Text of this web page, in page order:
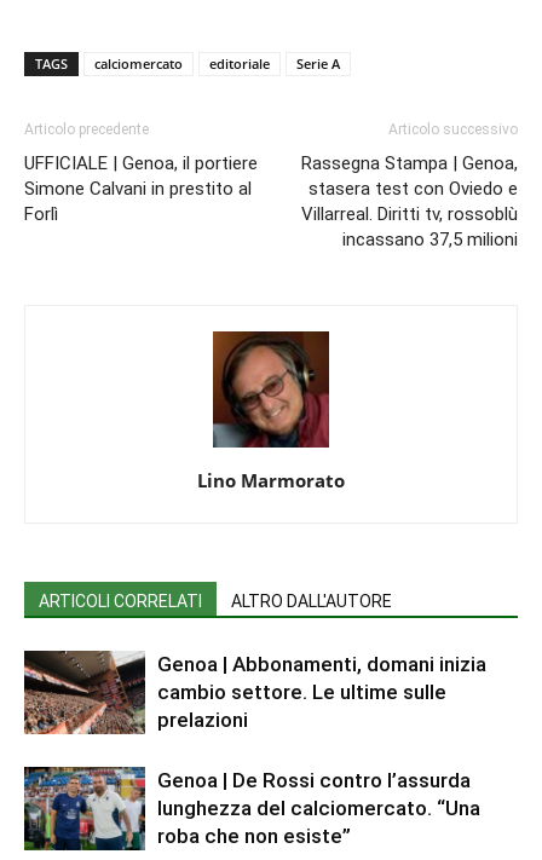
TAGS calciomercato editoriale Serie A
Articolo precedente
UFFICIALE | Genoa, il portiere
Simone Calvani in prestito al
Forlì
Articolo successivo
Rassegna Stampa | Genoa,
stasera test con Oviedo e
Villarreal. Diritti tv, rossoblù
incassano 37,5 milioni
Lino Marmorato
ARTICOLI CORRELATI ALTRO DALL'AUTORE
Genoa | Abbonamenti, domani inizia
cambio settore. Le ultime sulle
prelazioni
Genoa | De Rossi contro l’assurda
lunghezza del calciomercato. “Una
roba che non esiste”